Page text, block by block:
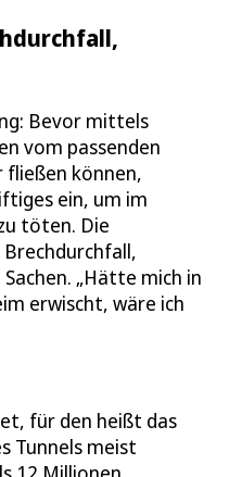
Bevor mittels
vom passenden
fließen können,
ein, um im
töten. Die
„Hätte mich in
erwischt, wäre ich
für den heißt das
Tunnels meist